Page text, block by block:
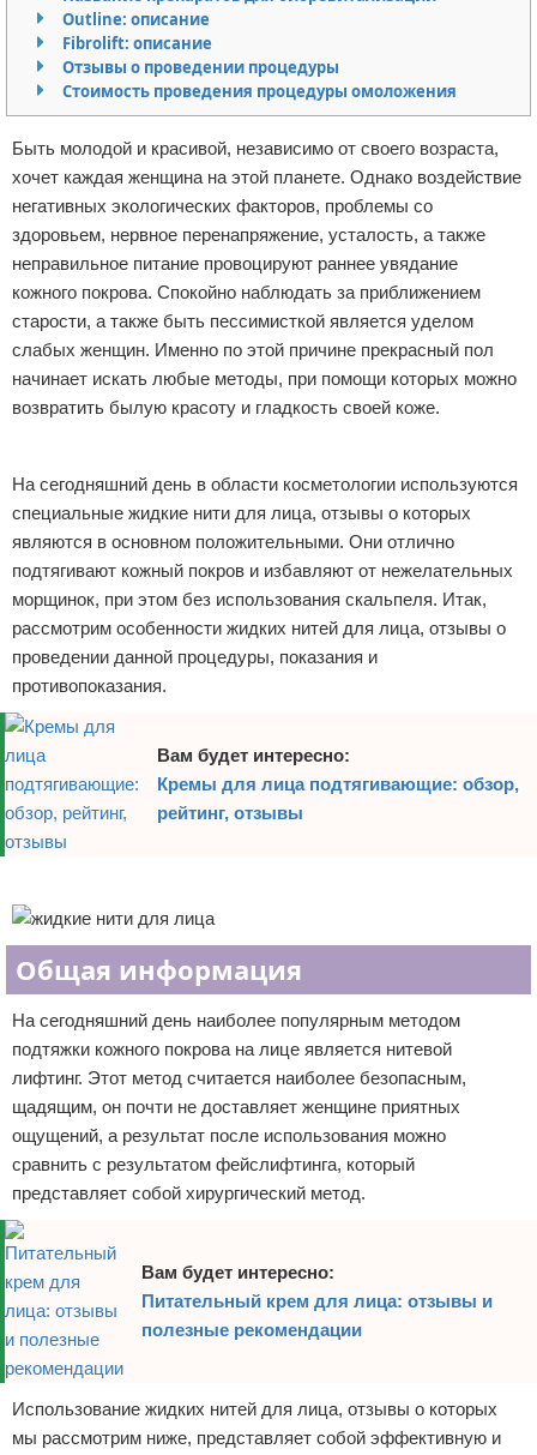
Уход за ногтями
Макияж
СПА процедуры
Парфюмерия
Прически
Разное
Уход за лицом
Хирургия
Отказ от ответственности
Outline: описание
Fibrolift: описание
Отзывы о проведении процедуры
Стоимость проведения процедуры омоложения
Быть молодой и красивой, независимо от своего возраста,
хочет каждая женщина на этой планете. Однако воздействие
негативных экологических факторов, проблемы со
здоровьем, нервное перенапряжение, усталость, а также
неправильное питание провоцируют раннее увядание
кожного покрова. Спокойно наблюдать за приближением
старости, а также быть пессимисткой является уделом
слабых женщин. Именно по этой причине прекрасный пол
начинает искать любые методы, при помощи которых можно
возвратить былую красоту и гладкость своей коже.
На сегодняшний день в области косметологии используются
специальные жидкие нити для лица, отзывы о которых
являются в основном положительными. Они отлично
подтягивают кожный покров и избавляют от нежелательных
морщинок, при этом без использования скальпеля. Итак,
рассмотрим особенности жидких нитей для лица, отзывы о
проведении данной процедуры, показания и
противопоказания.
Вам будет интересно:
Кремы для лица подтягивающие: обзор,
рейтинг, отзывы
Общая информация
На сегодняшний день наиболее популярным методом
подтяжки кожного покрова на лице является нитевой
лифтинг. Этот метод считается наиболее безопасным,
щадящим, он почти не доставляет женщине приятных
ощущений, а результат после использования можно
сравнить с результатом фейслифтинга, который
представляет собой хирургический метод.
Вам будет интересно:
Питательный крем для лица: отзывы и
полезные рекомендации
Использование жидких нитей для лица, отзывы о которых
мы рассмотрим ниже, представляет собой эффективную и